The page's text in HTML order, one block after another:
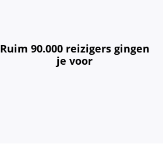
Ruim 90.000 reizigers gingen
je voor